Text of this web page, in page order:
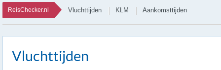
ReisChecker.nl Vluchttijden KLM Aankomsttijden
Vluchttijden